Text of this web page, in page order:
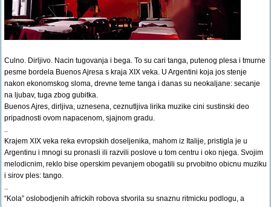
Culno. Dirljivo. Nacin tugovanja i bega. To su cari tanga, putenog plesa i tmurne
pesme bordela Buenos Ajresa s kraja XIX veka. U Argentini koja jos stenje
nakon ekonomskog sloma, drevne teme tanga i danas su neokaljane: secanje
na ljubav, tuga zbog gubitka.
Buenos Ajres, dirljiva, uznesena, ceznutljiva lirika muzike cini sustinski deo
pripadnosti ovom napacenom, sjajnom gradu.
..
Krajem XIX veka reka evropskih doseljenika, mahom iz Italije, pristigla je u
Argentinu i mnogi su pronasli ili razvili poslove u tom centru i oko njega. Svojim
melodicnim, reklo bise operskim pevanjem obogatili su prvobitno obicnu muziku
i sirov ples: tango.
..
“Kola” oslobodjenih africkih robova stvorila su snaznu ritmicku podlogu, a